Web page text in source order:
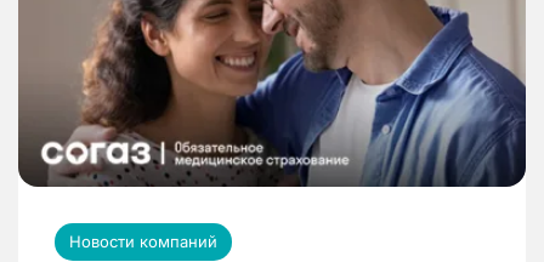
Новости компаний